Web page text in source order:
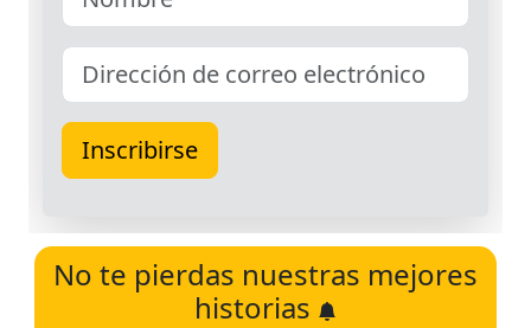
No te pierdas nuestras mejores
historias